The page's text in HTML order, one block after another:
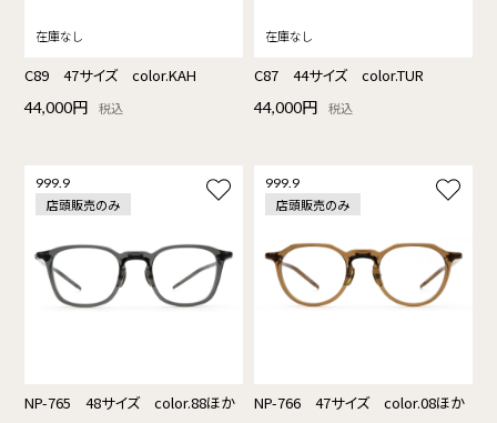
C89 47サイズ color.KAH
44,000円 税込
C87 44サイズ color.TUR
44,000円 税込
999.9
店頭販売のみ
NP-765 48サイズ color.88ほか
999.9
店頭販売のみ
NP-766 47サイズ color.08ほか